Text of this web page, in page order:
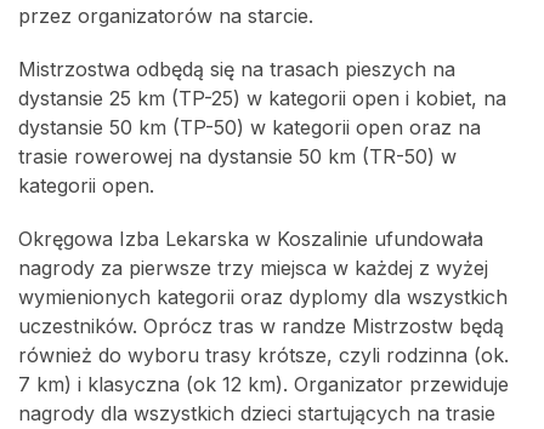
przez organizatorów na starcie.
Mistrzostwa odbędą się na trasach pieszych na
dystansie 25 km (TP-25) w kategorii open i kobiet, na
dystansie 50 km (TP-50) w kategorii open oraz na
trasie rowerowej na dystansie 50 km (TR-50) w
kategorii open.
Okręgowa Izba Lekarska w Koszalinie ufundowała
nagrody za pierwsze trzy miejsca w każdej z wyżej
wymienionych kategorii oraz dyplomy dla wszystkich
uczestników. Oprócz tras w randze Mistrzostw będą
również do wyboru trasy krótsze, czyli rodzinna (ok.
7 km) i klasyczna (ok 12 km). Organizator przewiduje
nagrody dla wszystkich dzieci startujących na trasie